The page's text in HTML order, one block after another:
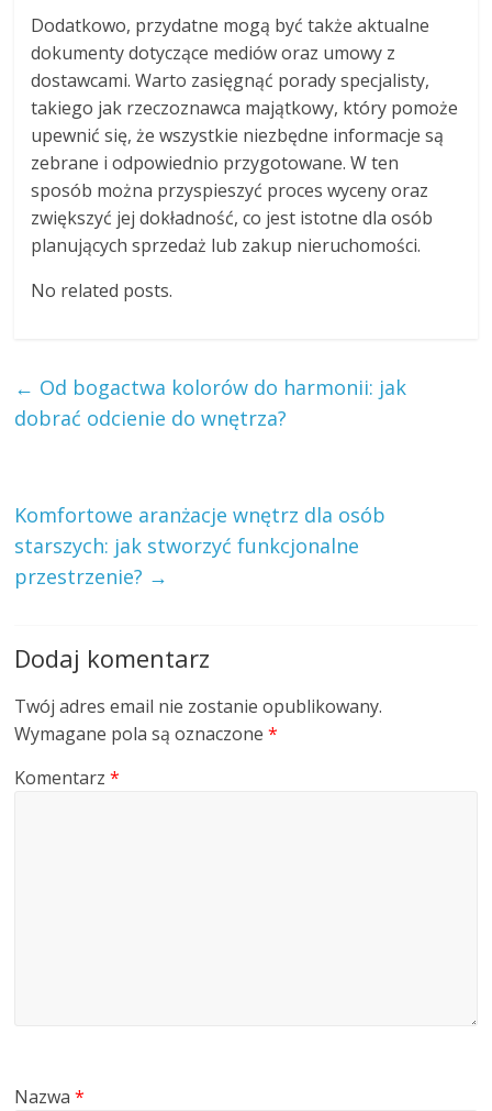
Dodatkowo, przydatne mogą być także aktualne
dokumenty dotyczące mediów oraz umowy z
dostawcami. Warto zasięgnąć porady specjalisty,
takiego jak rzeczoznawca majątkowy, który pomoże
upewnić się, że wszystkie niezbędne informacje są
zebrane i odpowiednio przygotowane. W ten
sposób można przyspieszyć proces wyceny oraz
zwiększyć jej dokładność, co jest istotne dla osób
planujących sprzedaż lub zakup nieruchomości.
No related posts.
← Od bogactwa kolorów do harmonii: jak
dobrać odcienie do wnętrza?
Komfortowe aranżacje wnętrz dla osób
starszych: jak stworzyć funkcjonalne
przestrzenie? →
Dodaj komentarz
Twój adres email nie zostanie opublikowany.
Wymagane pola są oznaczone*
Komentarz*
Nazwa*